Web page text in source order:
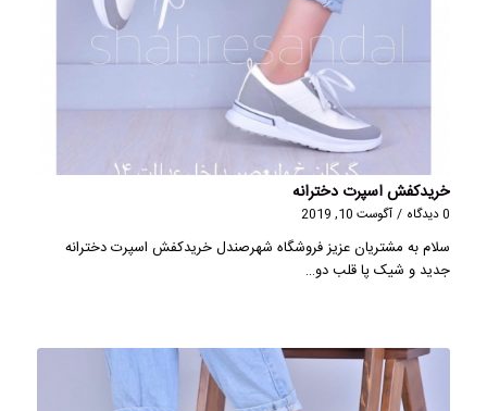
خریدکفش اسپرت دخترانه
0 دیدگاه / آگوست 10, 2019
سلام به مشتریان عزیز فروشگاه شهرصندل خریدکفش اسپرت دخترانه
جدید و شیک پا قلب دو…